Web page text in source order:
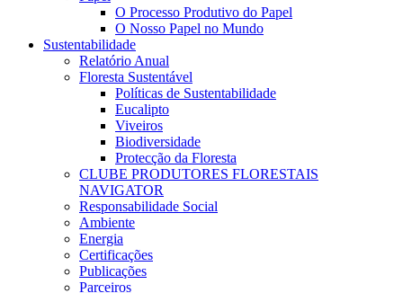
O Processo Produtivo do Papel
O Nosso Papel no Mundo
Sustentabilidade
Relatório Anual
Floresta Sustentável
Políticas de Sustentabilidade
Eucalipto
Viveiros
Biodiversidade
Protecção da Floresta
CLUBE PRODUTORES FLORESTAIS
NAVIGATOR
Responsabilidade Social
Ambiente
Energia
Certificações
Publicações
Parceiros